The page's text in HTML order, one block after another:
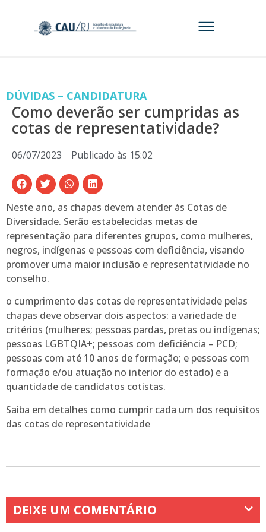
DÚVIDAS – CANDIDATURA
Como deverão ser cumpridas as
cotas de representatividade?
06/07/2023 Publicado às 15:02
Neste ano, as chapas devem atender às Cotas de
Diversidade. Serão estabelecidas metas de
representação para diferentes grupos, como mulheres,
negros, indígenas e pessoas com deficiência, visando
promover uma maior inclusão e representatividade no
conselho.
o cumprimento das cotas de representatividade pelas
chapas deve observar dois aspectos: a variedade de
critérios (mulheres; pessoas pardas, pretas ou indígenas;
pessoas LGBTQIA+; pessoas com deficiência – PCD;
pessoas com até 10 anos de formação; e pessoas com
formação e/ou atuação no interior do estado) e a
quantidade de candidatos cotistas.
Saiba em detalhes como cumprir cada um dos requisitos
das cotas de representatividade
DEIXE UM COMENTÁRIO